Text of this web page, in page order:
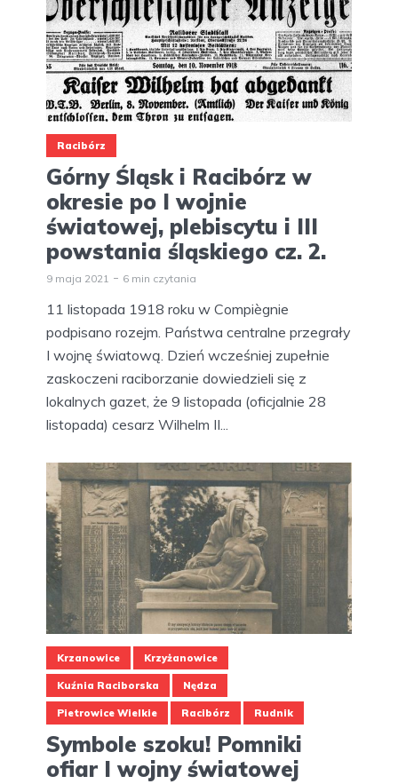
Racibórz
Górny Śląsk i Racibórz w
okresie po I wojnie
światowej, plebiscytu i III
powstania śląskiego cz. 2.
9 maja 2021 6 min czytania
11 listopada 1918 roku w Compiègnie
podpisano rozejm. Państwa centralne przegrały
I wojnę światową. Dzień wcześniej zupełnie
zaskoczeni raciborzanie dowiedzieli się z
lokalnych gazet, że 9 listopada (oficjalnie 28
listopada) cesarz Wilhelm II...
Krzanowice Krzyżanowice
Kuźnia Raciborska Nędza
Pietrowice Wielkie Racibórz Rudnik
Symbole szoku! Pomniki
ofiar I wojny światowej